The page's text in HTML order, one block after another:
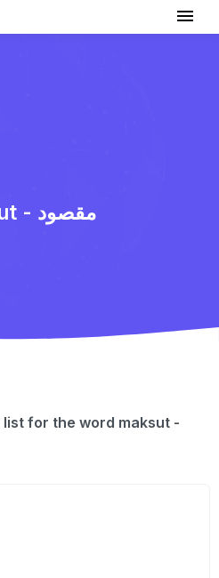
maksut - مقصود
for the word maksut -